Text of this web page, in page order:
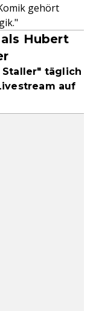
gehört
Hubert
Staller" täglich
auf